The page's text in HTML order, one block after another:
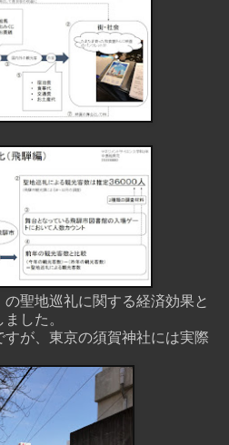
聖地巡礼に関する経済効果と
した。
が、東京の須賀神社には実際